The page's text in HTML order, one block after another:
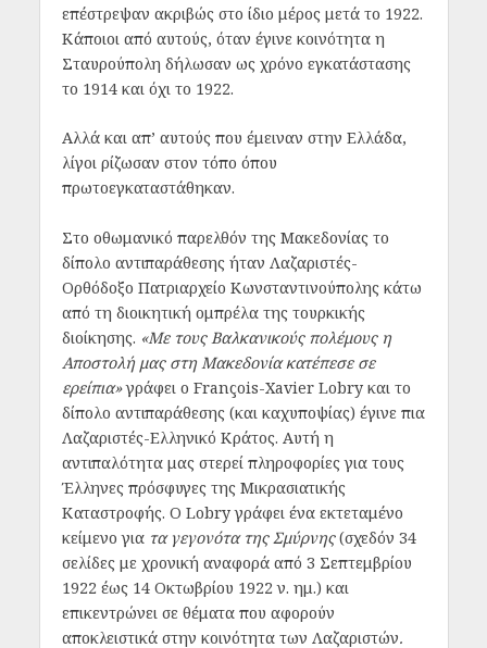
επέστρεψαν ακριβώς στο ίδιο μέρος μετά το 1922.
Κάποιοι από αυτούς, όταν έγινε κοινότητα η
Σταυρούπολη δήλωσαν ως χρόνο εγκατάστασης
το 1914 και όχι το 1922.
Αλλά και απ’ αυτούς που έμειναν στην Ελλάδα,
λίγοι ρίζωσαν στον τόπο όπου
πρωτοεγκαταστάθηκαν.
Στο οθωμανικό παρελθόν της Μακεδονίας το
δίπολο αντιπαράθεσης ήταν Λαζαριστές-
Ορθόδοξο Πατριαρχείο Κωνσταντινούπολης κάτω
από τη διοικητική ομπρέλα της τουρκικής
διοίκησης. «Με τους Βαλκανικούς πολέμους η
Αποστολή μας στη Μακεδονία κατέπεσε σε
ερείπια»γράφει ο François-Xavier Lobry και το
δίπολο αντιπαράθεσης (και καχυποψίας) έγινε πια
Λαζαριστές-Ελληνικό Κράτος. Αυτή η
αντιπαλότητα μας στερεί πληροφορίες για τους
Έλληνες πρόσφυγες της Μικρασιατικής
Καταστροφής. Ο Lobry γράφει ένα εκτεταμένο
κείμενο για τα γεγονότα της Σμύρνης(σχεδόν 34
σελίδες με χρονική αναφορά από 3 Σεπτεμβρίου
1922 έως 14 Οκτωβρίου 1922 ν. ημ.) και
επικεντρώνει σε θέματα που αφορούν
αποκλειστικά στην κοινότητα των Λαζαριστών.